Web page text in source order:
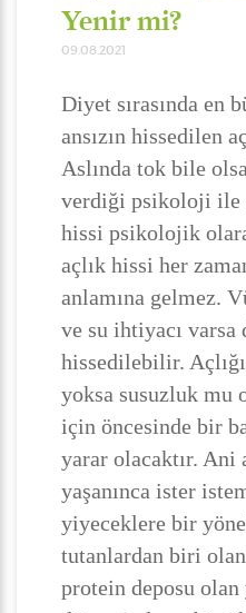
Yenir mi?
09.08.2021
Diyet sırasında en
ansızın hissedilen
Aslında tok bile
verdiği psikoloji ile
hissi psikolojik
açlık hissi her
anlamına gelmez.
ve su ihtiyacı varsa
hissedilebilir.
yoksa susuzluk mu
için öncesinde bir
yarar olacaktır. Ani
yaşanınca ister
yiyeceklere bir
tutanlardan biri olan
protein deposu